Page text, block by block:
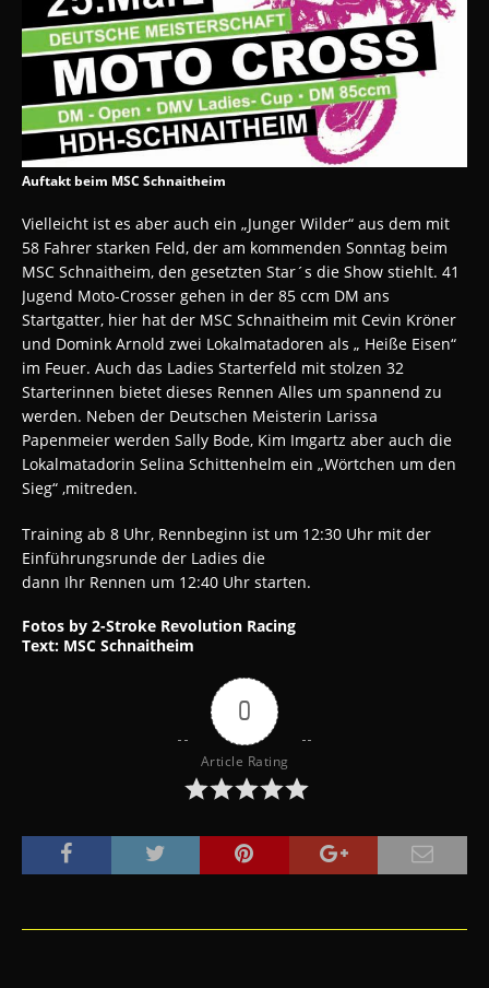
Auftakt beim MSC Schnaitheim
Vielleicht ist es aber auch ein „Junger Wilder“ aus dem mit
58 Fahrer starken Feld, der am kommenden Sonntag beim
MSC Schnaitheim, den gesetzten Star´s die Show stiehlt. 41
Jugend Moto-Crosser gehen in der 85 ccm DM ans
Startgatter, hier hat der MSC Schnaitheim mit Cevin Kröner
und Domink Arnold zwei Lokalmatadoren als „ Heiße Eisen“
im Feuer. Auch das Ladies Starterfeld mit stolzen 32
Starterinnen bietet dieses Rennen Alles um spannend zu
werden. Neben der Deutschen Meisterin Larissa
Papenmeier werden Sally Bode, Kim Imgartz aber auch die
Lokalmatadorin Selina Schittenhelm ein „Wörtchen um den
Sieg“ ,mitreden.
Training ab 8 Uhr, Rennbeginn ist um 12:30 Uhr mit der
Einführungsrunde der Ladies die
dann Ihr Rennen um 12:40 Uhr starten.
Fotos by 2-Stroke Revolution Racing
Text: MSC Schnaitheim
0
Article Rating